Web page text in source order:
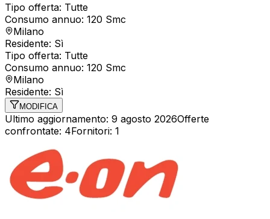
Tipo offerta: Tutte
Consumo annuo: 120 Smc
Milano
Residente: Sì
Tipo offerta: Tutte
Consumo annuo: 120 Smc
Milano
Residente: Sì
MODIFICA
Ultimo aggiornamento: 9 agosto 2026Offerte
confrontate: 4Fornitori: 1